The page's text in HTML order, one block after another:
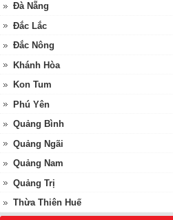
Đà Nẵng
Đắc Lắc
Đắc Nông
Khánh Hòa
Kon Tum
Phú Yên
Quảng Bình
Quảng Ngãi
Quảng Nam
Quảng Trị
Thừa Thiên Huế